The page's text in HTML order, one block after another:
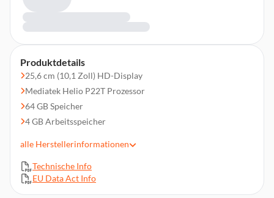
Produktdetails
25,6 cm (10,1 Zoll) HD-Display
Mediatek Helio P22T Prozessor
64 GB Speicher
4 GB Arbeitsspeicher
5.000-mAh-Akkukapazität
alle Herstellerinformationen
Technische Info
EU Data Act Info